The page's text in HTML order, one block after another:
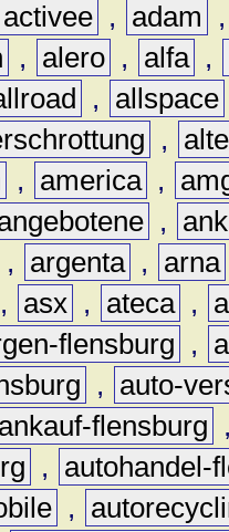
activee , adam
, alero , alfa ,
, allspace
,
, america ,
,
, argenta , arna
, asx , ateca ,
flensburg ,
,
auto-
flensburg
,
autohandel-
,